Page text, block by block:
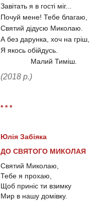
Завітать я в гості міг...
Почуй мене! Тебе благаю,
Святий дідусю Миколаю.
А без дарунка, хоч на гріш,
Я якось обійдусь.
Малий Тиміш.
(2018 р.)
* * *
Юлія Забіяка
ДО СВЯТОГО МИКОЛАЯ
Святий Миколаю,
Тебе я прохаю,
Щоб приніс ти взимку
Мир в нашу домівку.